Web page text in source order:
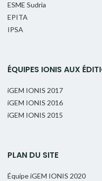
ESME Sudria
EPITA
IPSA
ÉQUIPES IONIS AUX
iGEM IONIS 2017
iGEM IONIS 2016
iGEM IONIS 2015
PLAN DU SITE
Équipe iGEM IONIS 2020